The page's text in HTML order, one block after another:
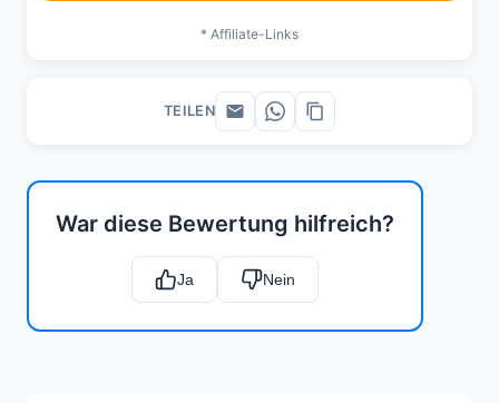
War diese Bewertung hilfreich?
Ja Nein
* Affiliate-Links
TEILEN